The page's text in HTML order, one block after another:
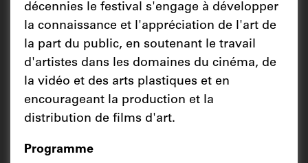
décennies le festival s'engage à développer
la connaissance et l'appréciation de l'art de
la part du public, en soutenant le travail
d'artistes dans les domaines du cinéma, de
la vidéo et des arts plastiques et en
encourageant la production et la
distribution de films d'art.
Programme